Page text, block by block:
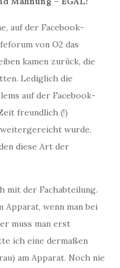
auf der Facebook-
von O2 das
kamen zurück, die
Lediglich die
auf der Facebook-
freundlich (!)
wurde.
diese Art der
mit der Fachabteilung.
Apparat, wenn man bei
muss man erst
ich eine dermaßen
am Apparat. Noch nie